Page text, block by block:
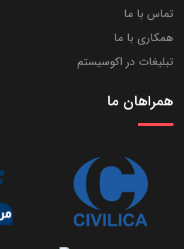
تماس با ما
همکاری با ما
تبلیغات در اکوسیستم
همراهان ما